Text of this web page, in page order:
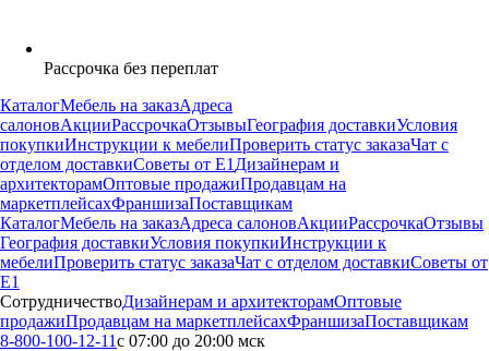
Рассрочка без переплат
КаталогМебель на заказАдреса
салоновАкцииРассрочкаОтзывыГеография доставкиУсловия
покупкиИнструкции к мебелиПроверить статус заказаЧат с
отделом доставкиСоветы от Е1 Дизайнерам и
архитекторамОптовые продажиПродавцам на
маркетплейсахФраншизаПоставщикам
КаталогМебель на заказАдреса салоновАкцииРассрочкаОтзывы
География доставкиУсловия покупкиИнструкции к
мебелиПроверить статус заказаЧат с отделом доставкиСоветы от
Е1
СотрудничествоДизайнерам и архитекторамОптовые
продажиПродавцам на маркетплейсахФраншизаПоставщикам
8-800-100-12-11с 07:00 до 20:00 мск